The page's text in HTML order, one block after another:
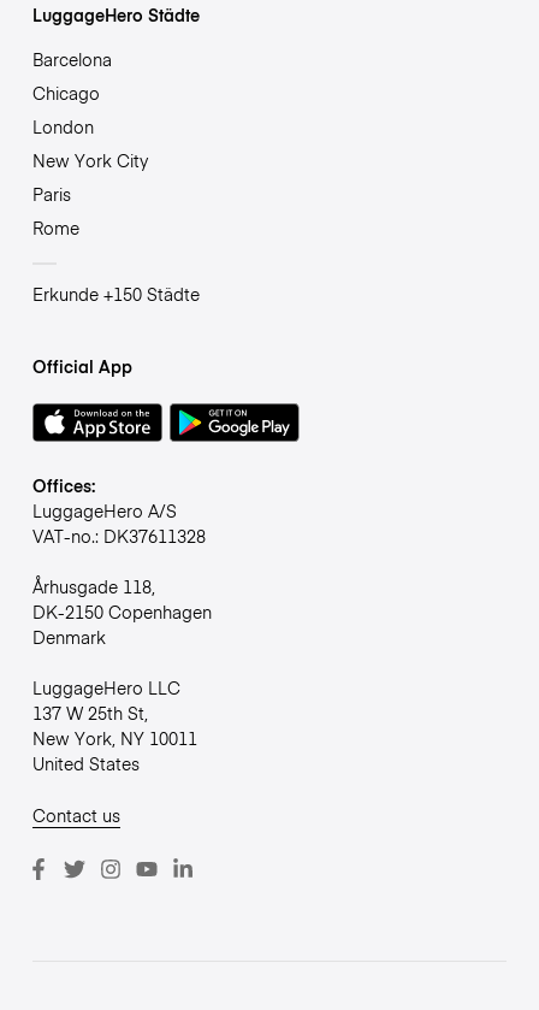
LuggageHero Städte
Barcelona
Chicago
London
New York City
Paris
Rome
Erkunde +150 Städte
Official App
Offices:
LuggageHero A/S
VAT-no.: DK37611328
Århusgade 118,
DK-2150 Copenhagen
Denmark
LuggageHero LLC
137 W 25th St,
New York, NY 10011
United States
Contact us